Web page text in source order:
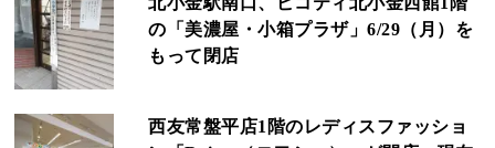
の「美濃屋・小箱プラザ」6/29（月）を
もって閉店
西友常盤平店1階のレディスファッショ